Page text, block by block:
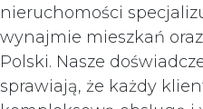
nieruchomości
wynajmie mieszkań
Polski. Nasze
sprawiają, że każdy